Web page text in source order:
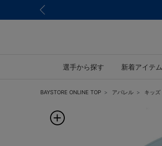
選手から探す 新着アイテム
BAYSTORE ONLINE TOP アパレル キッズ